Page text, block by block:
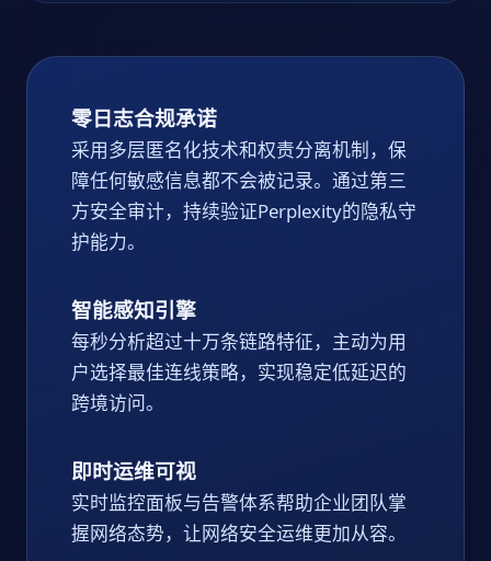
零日志合规承诺
采用多层匿名化技术和权责分离机制，保
障任何敏感信息都不会被记录。通过第三
方安全审计，持续验证Perplexity的隐私守
护能力。
智能感知引擎
每秒分析超过十万条链路特征，主动为用
户选择最佳连线策略，实现稳定低延迟的
跨境访问。
即时运维可视
实时监控面板与告警体系帮助企业团队掌
握网络态势，让网络安全运维更加从容。